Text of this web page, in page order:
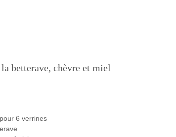
betterave, chèvre et miel
6 verrines